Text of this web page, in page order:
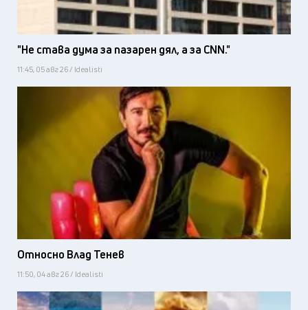
"Не става дума за пазарен дял, а за CNN."
11:45, 05 авг 26 / Idealisti
Относно Влад Тенев
11:50, 04 авг 26 / Idealisti